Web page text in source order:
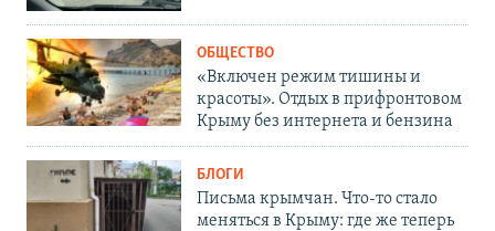
ОБЩЕСТВО
«Включен режим тишины и
красоты». Отдых в прифронтовом
Крыму без интернета и бензина
БЛОГИ
Письма крымчан. Что-то стало
меняться в Крыму: где же теперь